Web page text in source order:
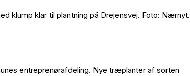
klump klar til plantning på Drejensvej. Foto: Nærnyt.
entreprenørafdeling. Nye træplanter af sorten